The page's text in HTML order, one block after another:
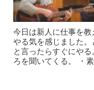
今日は新人に仕事を教
やる気を感じました。
と言ったらすぐにや
ろを聞いてくる。 ・